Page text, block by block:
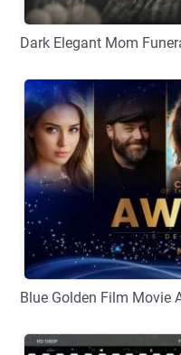
プレビュー
プレビュー